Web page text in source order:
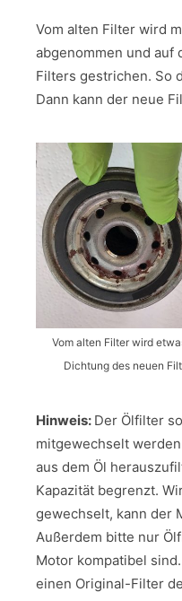
Vom alten Filter wird
abgenommen und auf
Filters gestrichen. So
Dann kann der neue
Vom alten Filter wird
Dichtung des neuen
Hinweis: Der Ölfilter
mitgewechselt
aus dem Öl
Kapazität begrenzt.
gewechselt, kann der
Außerdem bitte nur
Motor kompatibel
einen Original-Filter